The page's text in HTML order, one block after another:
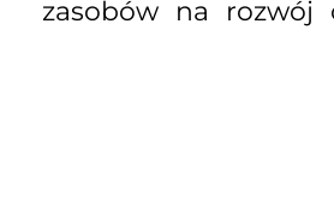
zasobów na rozwój